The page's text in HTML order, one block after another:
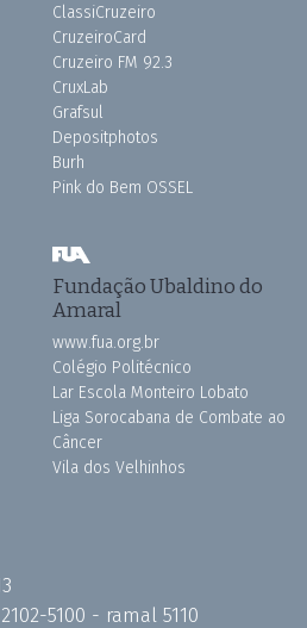
ClassiCruzeiro
CruzeiroCard
Cruzeiro FM 92.3
CruxLab
Grafsul
Depositphotos
Burh
Pink do Bem OSSEL
Fundação Ubaldino do
Amaral
www.fua.org.br
Colégio Politécnico
Lar Escola Monteiro Lobato
Liga Sorocabana de Combate ao
Câncer
Vila dos Velhinhos
5100 - ramal 5110